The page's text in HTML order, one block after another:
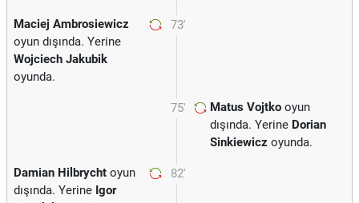
73'
Maciej Ambrosiewicz
oyun dışında. Yerine
Wojciech Jakubik
oyunda.
75' Matus Vojtko oyun
dışında. Yerine Dorian
Sinkiewicz oyunda.
82'
Damian Hilbrycht oyun
dışında. Yerine Igor